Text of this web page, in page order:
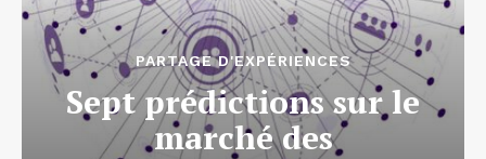
PARTAGE D'EXPÉRIENCES
Sept prédictions sur le
marché des